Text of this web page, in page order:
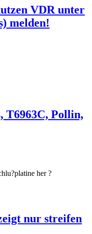
VDR unter
melden!
T6963C, Pollin,
her ?
nur streifen